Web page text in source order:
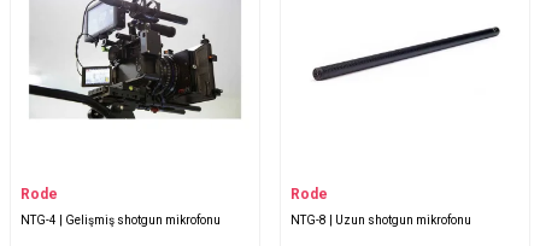
Rode
NTG-4 | Gelişmiş shotgun mikrofonu
Rode
NTG-8 | Uzun shotgun mikrofonu